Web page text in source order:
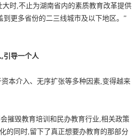
时,不止为湖南省内的素质教育改革提供
到更多省份的二三线城市及以下地区。”
引导一个人
本介入、无序扩张等多种因素,变得越来
摧毁教育培训和民办教育行业,相关政策
的同时,留下了真正想要办教育的那部分